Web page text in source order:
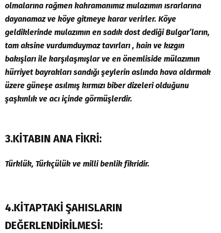
olmalarına rağmen kahramanımız mulazımın ısrarlarına
dayanamaz ve köye gitmeye karar verirler. Köye
geldiklerinde mulazımın en sadık dost dediği Bulgar’ların,
tam aksine vurdumduymaz tavırları , hain ve kızgın
bakışları ile karşılaşmışlar ve en önemliside mülazımın
hürriyet bayrakları sandığı şeylerin aslında hava aldırmak
üzere güneşe asılmış kırmızı biber dizeleri olduğunu
şaşkınlık ve acı içinde görmüşlerdir.
3.KİTABIN ANA FİKRİ:
Türklük, Türkçülük ve milli benlik fikridir.
4.KİTAPTAKİ ŞAHISLARIN
DEĞERLENDİRİLMESİ: